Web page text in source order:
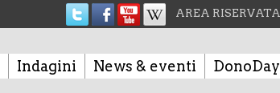
AREA RISERVATA
Indagini News & eventi DonoDay